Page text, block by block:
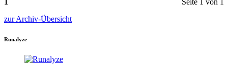
zur Archiv-Übersicht
Runalyze